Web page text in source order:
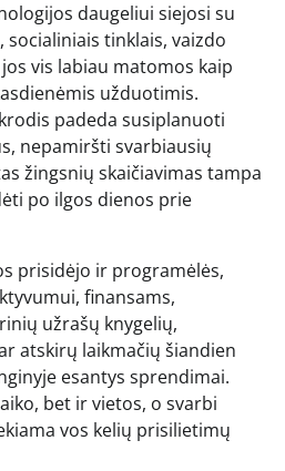
daugeliui siejosi su
tinklais, vaizdo
vis labiau matomos kaip
užduotimis.
padeda susiplanuoti
nepamiršti svarbiausių
žingsnių skaičiavimas tampa
po ilgos dienos prie
prisidėjo ir programėlės,
finansams,
užrašų knygelių,
atskirų laikmačių šiandien
esantys sprendimai.
bet ir vietos, o svarbi
vos kelių prisilietimų